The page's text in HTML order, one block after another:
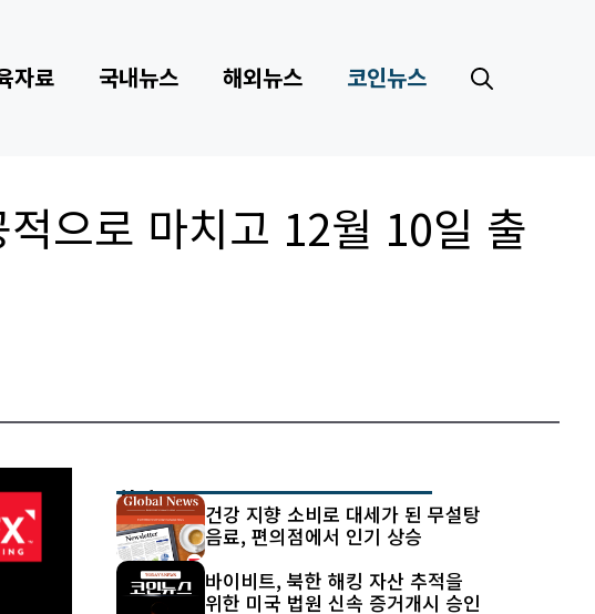
자료 국내뉴스 해외뉴스 코인뉴스
으로 마치고 12월 10일 출
최신 글
건강 지향 소비로 대세가 된 무설탕
음료, 편의점에서 인기 상승
바이비트, 북한 해킹 자산 추적을
위한 미국 법원 신속 증거개시 승인